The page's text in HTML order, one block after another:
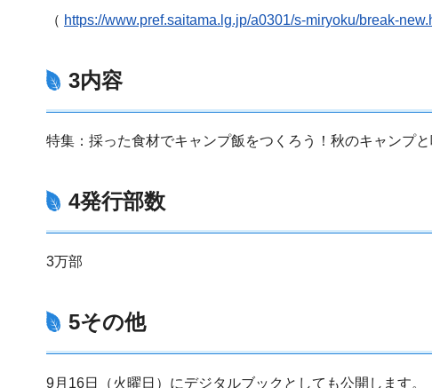
（ https://www.pref.saitama.lg.jp/a0301/s-miryoku/break-
3内容
特集：採った食材でキャンプ飯をつくろう！秋のキャンプと
4発行部数
3万部
5その他
9月16日（火曜日）にデジタルブックとしても公開します。